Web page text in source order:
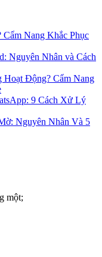
Nang Khắc Phục
Nguyên Nhân và Cách
Hoạt Động? Cẩm Nang
9 Cách Xử Lý
Nguyên Nhân Và 5
một;